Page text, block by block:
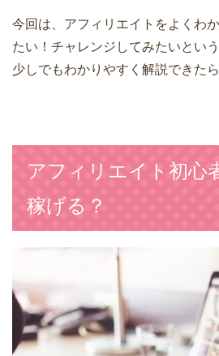
今回は、アフィリエイトをよくわ
たい！チャレンジしてみたいとい
少しでもわかりやすく解説できたら
アフィリエイト初心
稼げる？